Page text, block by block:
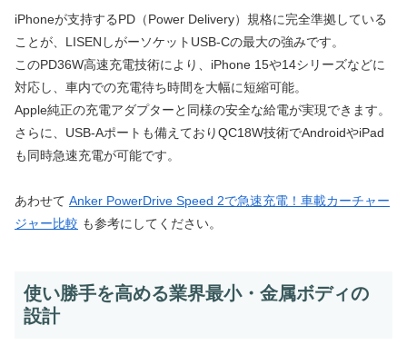
iPhoneが支持するPD（Power Delivery）規格に完全準拠している
ことが、LISENしがーソケットUSB-Cの最大の強みです。
このPD36W高速充電技術により、iPhone 15や14シリーズなどに
対応し、車内での充電待ち時間を大幅に短縮可能。
Apple純正の充電アダプターと同様の安全な給電が実現できます。
さらに、USB-Aポートも備えておりQC18W技術でAndroidやiPad
も同時急速充電が可能です。
あわせて Anker PowerDrive Speed 2で急速充電！車載カーチャー
ジャー比較 も参考にしてください。
使い勝手を高める業界最小・金属ボディの
設計